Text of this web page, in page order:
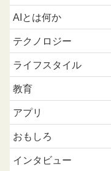
AIとは何か
テクノロジー
ライフスタイル
教育
アプリ
おもしろ
インタビュー